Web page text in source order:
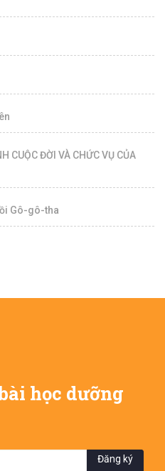
CUỘC ĐỜI VÀ CHỨC VỤ CỦA
Gô-gô-tha
học dưỡng
Đăng ký